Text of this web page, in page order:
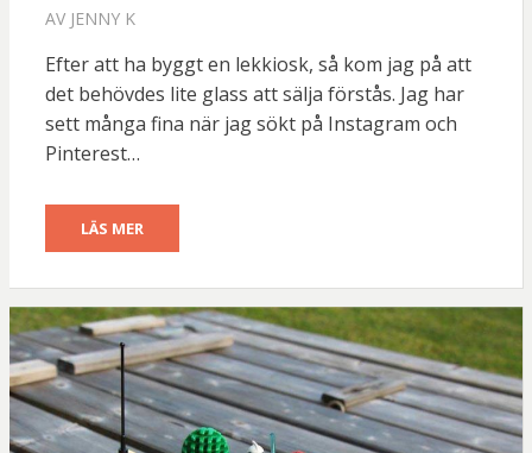
AV JENNY K
Efter att ha byggt en lekkiosk, så kom jag på att
det behövdes lite glass att sälja förstås. Jag har
sett många fina när jag sökt på Instagram och
Pinterest…
LÄS MER